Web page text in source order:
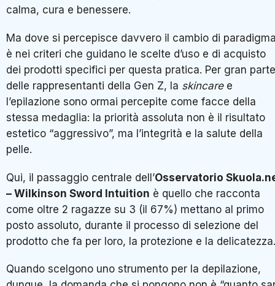
calma, cura e benessere.
Ma dove si percepisce davvero il cambio di
è nei criteri che guidano le scelte d’uso e di acquisto
dei prodotti specifici per questa pratica. Per gran parte
delle rappresentanti della Gen Z, la skincaree
l’epilazione sono ormai percepite come facce della
stessa medaglia: la priorità assoluta non è il risultato
estetico “aggressivo”, ma l’integrità e la salute della
pelle.
Qui, il passaggio centrale dell’Osservatorio
– Wilkinson Sword Intuition è quello che racconta
come oltre 2 ragazze su 3 (il 67%) mettano al primo
posto assoluto, durante il processo di selezione del
prodotto che fa per loro, la protezione e la delicatezza.
Quando scelgono uno strumento per la depilazione,